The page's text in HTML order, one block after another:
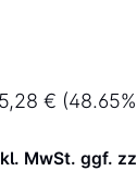
Bindezubehör
und
zur
passenden
€ (48.65%
MwSt. ggf.